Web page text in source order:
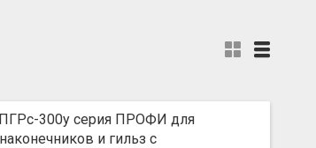
ПГРс-300у серия ПРОФИ для
и гильз с